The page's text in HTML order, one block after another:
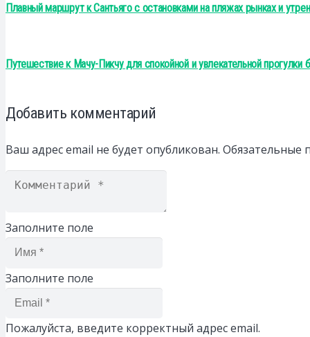
Плавный маршрут к Сантьяго с остановками на пляжах рынках и
Путешествие к Мачу-Пикчу для спокойной и увлекательной прогулки
Добавить комментарий
Ваш адрес email не будет опубликован. Обязательные
Заполните поле
Заполните поле
Пожалуйста, введите корректный адрес email.